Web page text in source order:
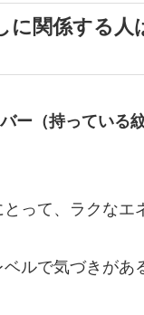
に関係する
ー（持っている
とって、ラクな
ルで気づきがあ